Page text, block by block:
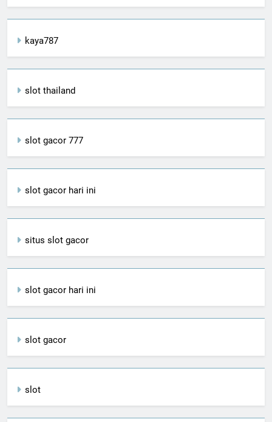
kaya787
slot thailand
slot gacor 777
slot gacor hari ini
situs slot gacor
slot gacor hari ini
slot gacor
slot